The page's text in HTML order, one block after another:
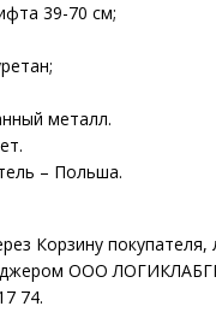
39-70 см;
металл.
– Польша.
Корзину покупателя,
ООО
74.